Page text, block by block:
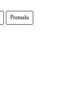
Premalu